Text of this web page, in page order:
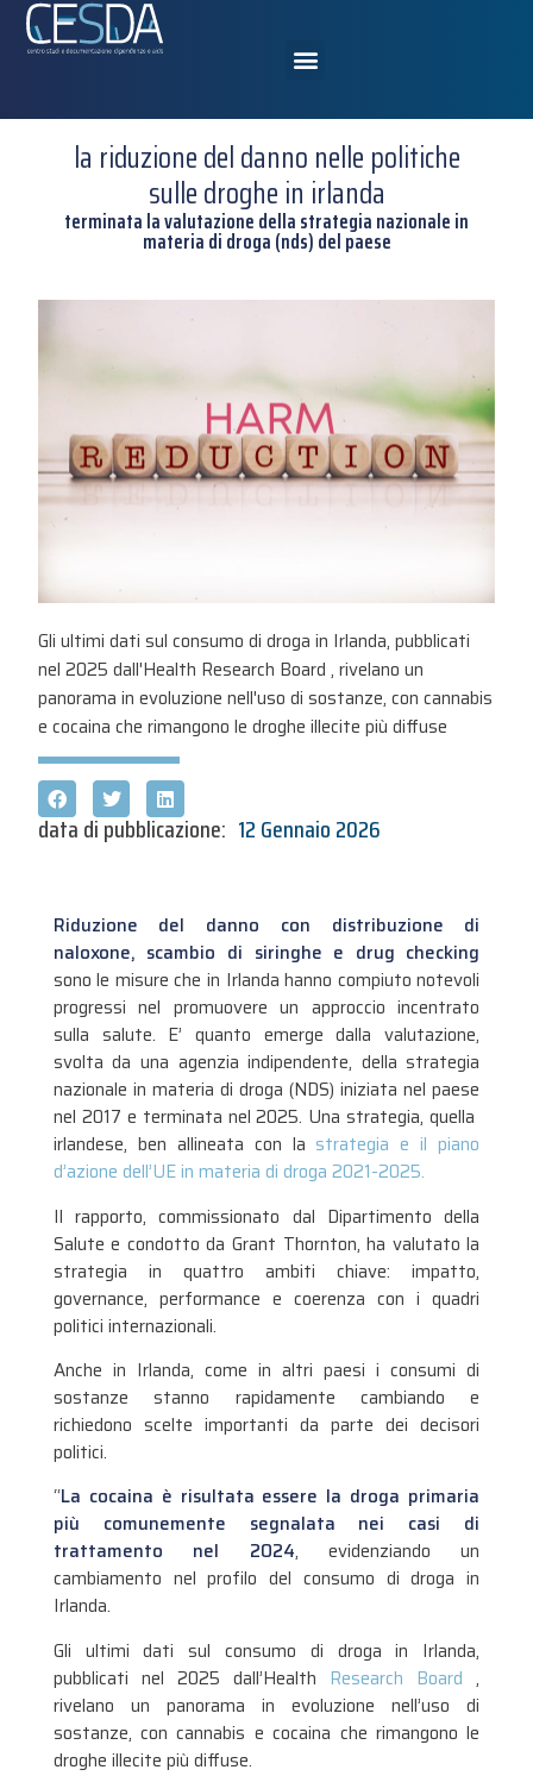
la riduzione del danno nelle politiche
sulle droghe in irlanda
terminata la valutazione della strategia nazionale in
materia di droga (nds) del paese
Gli ultimi dati sul consumo di droga in Irlanda, pubblicati
nel 2025 dall'Health Research Board , rivelano un
panorama in evoluzione nell'uso di sostanze, con cannabis
e cocaina che rimangono le droghe illecite più diffuse
data di pubblicazione: 12 Gennaio 2026
Riduzione del danno con distribuzione di
naloxone, scambio di siringhe e drug checking
sono le misure che in Irlanda hanno compiuto notevoli
progressi nel promuovere un approccio incentrato
sulla salute. E’ quanto emerge dalla valutazione,
svolta da una agenzia indipendente, della strategia
nazionale in materia di droga (NDS) iniziata nel paese
nel 2017 e terminata nel 2025. Una strategia, quella
irlandese, ben allineata con la strategia e il piano
d’azione dell’UE in materia di droga 2021-2025.
Il rapporto, commissionato dal Dipartimento della
Salute e condotto da Grant Thornton, ha valutato la
strategia in quattro ambiti chiave: impatto,
governance, performance e coerenza con i quadri
politici internazionali.
Anche in Irlanda, come in altri paesi i consumi di
sostanze stanno rapidamente cambiando e
richiedono scelte importanti da parte dei decisori
politici.
“La cocaina è risultata essere la droga primaria
più comunemente segnalata nei casi di
trattamento nel 2024, evidenziando un
cambiamento nel profilo del consumo di droga in
Irlanda.
Gli ultimi dati sul consumo di droga in Irlanda,
pubblicati nel 2025 dall’Health Research Board ,
rivelano un panorama in evoluzione nell’uso di
sostanze, con cannabis e cocaina che rimangono le
droghe illecite più diffuse.